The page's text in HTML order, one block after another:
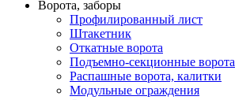
Ворота, заборы
Профилированный лист
Штакетник
Откатные ворота
Подъемно-секционные ворота
Распашные ворота, калитки
Модульные ограждения